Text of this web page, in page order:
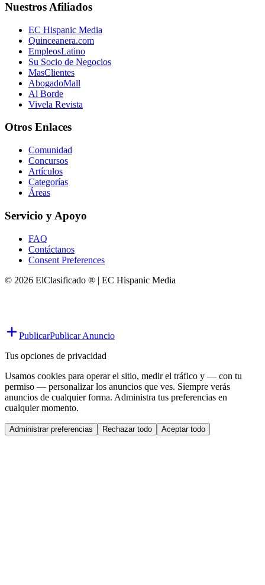
Nuestros Afiliados
EC Hispanic Media
Quinceanera.com
EmpleosLatino
Su Socio de Negocios
MasClientes
AbogadoMall
Al Borde
Vivela Revista
Otros Enlaces
Comunidad
Concursos
Artículos
Categorías
Áreas
Servicio y Apoyo
FAQ
Contáctanos
Consent Preferences
© 2026 ElClasificado ® | EC Hispanic Media
PublicarPublicar Anuncio
Tus opciones de privacidad
Usamos cookies para operar el sitio, medir el tráfico y — con tu
permiso — personalizar los anuncios que ves. Siempre verás
anuncios de cualquier forma. Administra tus preferencias en
cualquier momento.
Administrar preferencias Rechazar todo Aceptar todo